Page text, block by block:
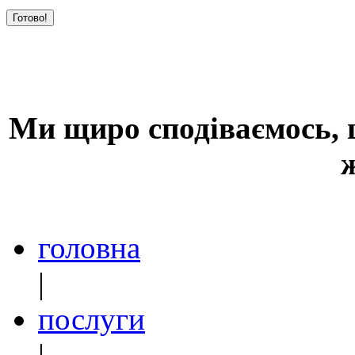
Ми щиро сподіваємось,
головна
|
послуги